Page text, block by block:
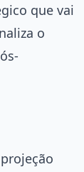
que vai
o